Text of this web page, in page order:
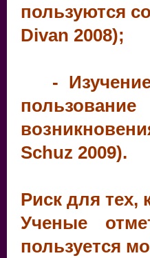
пользуются
Divan 2008);
- Изучение
Schuz 2009).
Риск для тех,
Ученые
пользуется